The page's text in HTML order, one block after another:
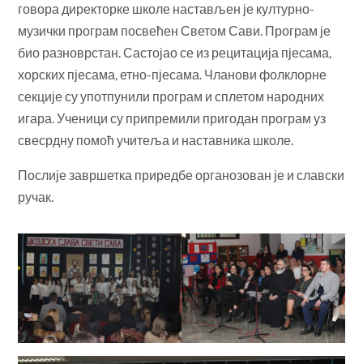
говора директорке школе настављен је културно-
музички програм посвећен Светом Сави. Програм је
био разноврстан. Састојао се из рецитација пјесама,
хорских пјесама, етно-пјесама. Чланови фолклорне
секције су употпунили програм и сплетом народних
игара. Ученици су припремили пригодан програм уз
свесрдну помоћ учитеља и наставника школе.
Послије завршетка приредбе органозован је и славски
ручак.